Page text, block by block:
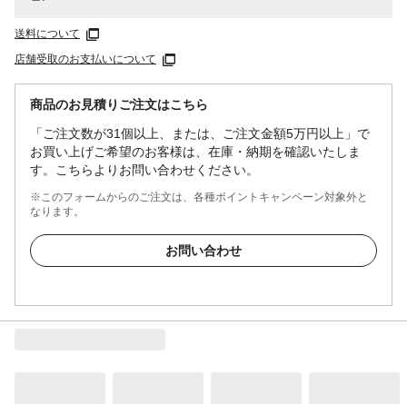
送料について
店舗受取のお支払いについて
商品のお見積りご注文はこちら
「ご注文数が31個以上、または、ご注文金額5万円以上」で
お買い上げご希望のお客様は、在庫・納期を確認いたしま
す。こちらよりお問い合わせください。
※このフォームからのご注文は、各種ポイントキャンペーン対象外と
なります。
お問い合わせ